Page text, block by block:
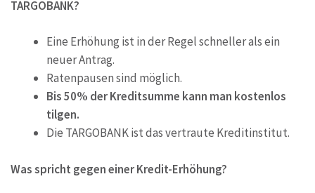
TARGOBANK?
Eine Erhöhung ist in der Regel schneller als ein
neuer Antrag.
Ratenpausen sind möglich.
Bis 50% der Kreditsumme kann man kostenlos
tilgen.
Die TARGOBANK ist das vertraute Kreditinstitut.
Was spricht gegen einer Kredit-Erhöhung?